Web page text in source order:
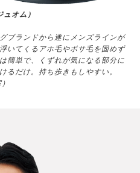
オム）
ブランドから遂にメンズラインが
いてくるアホ毛やボサ毛を固めず
簡単で、くずれが気になる部分に
るだけ。持ち歩きもしやすい。